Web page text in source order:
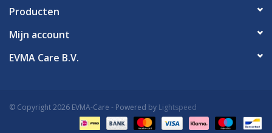
Producten
Mijn account
EVMA Care B.V.
© Copyright 2026 EVMA-Care - Powered by Lightspeed